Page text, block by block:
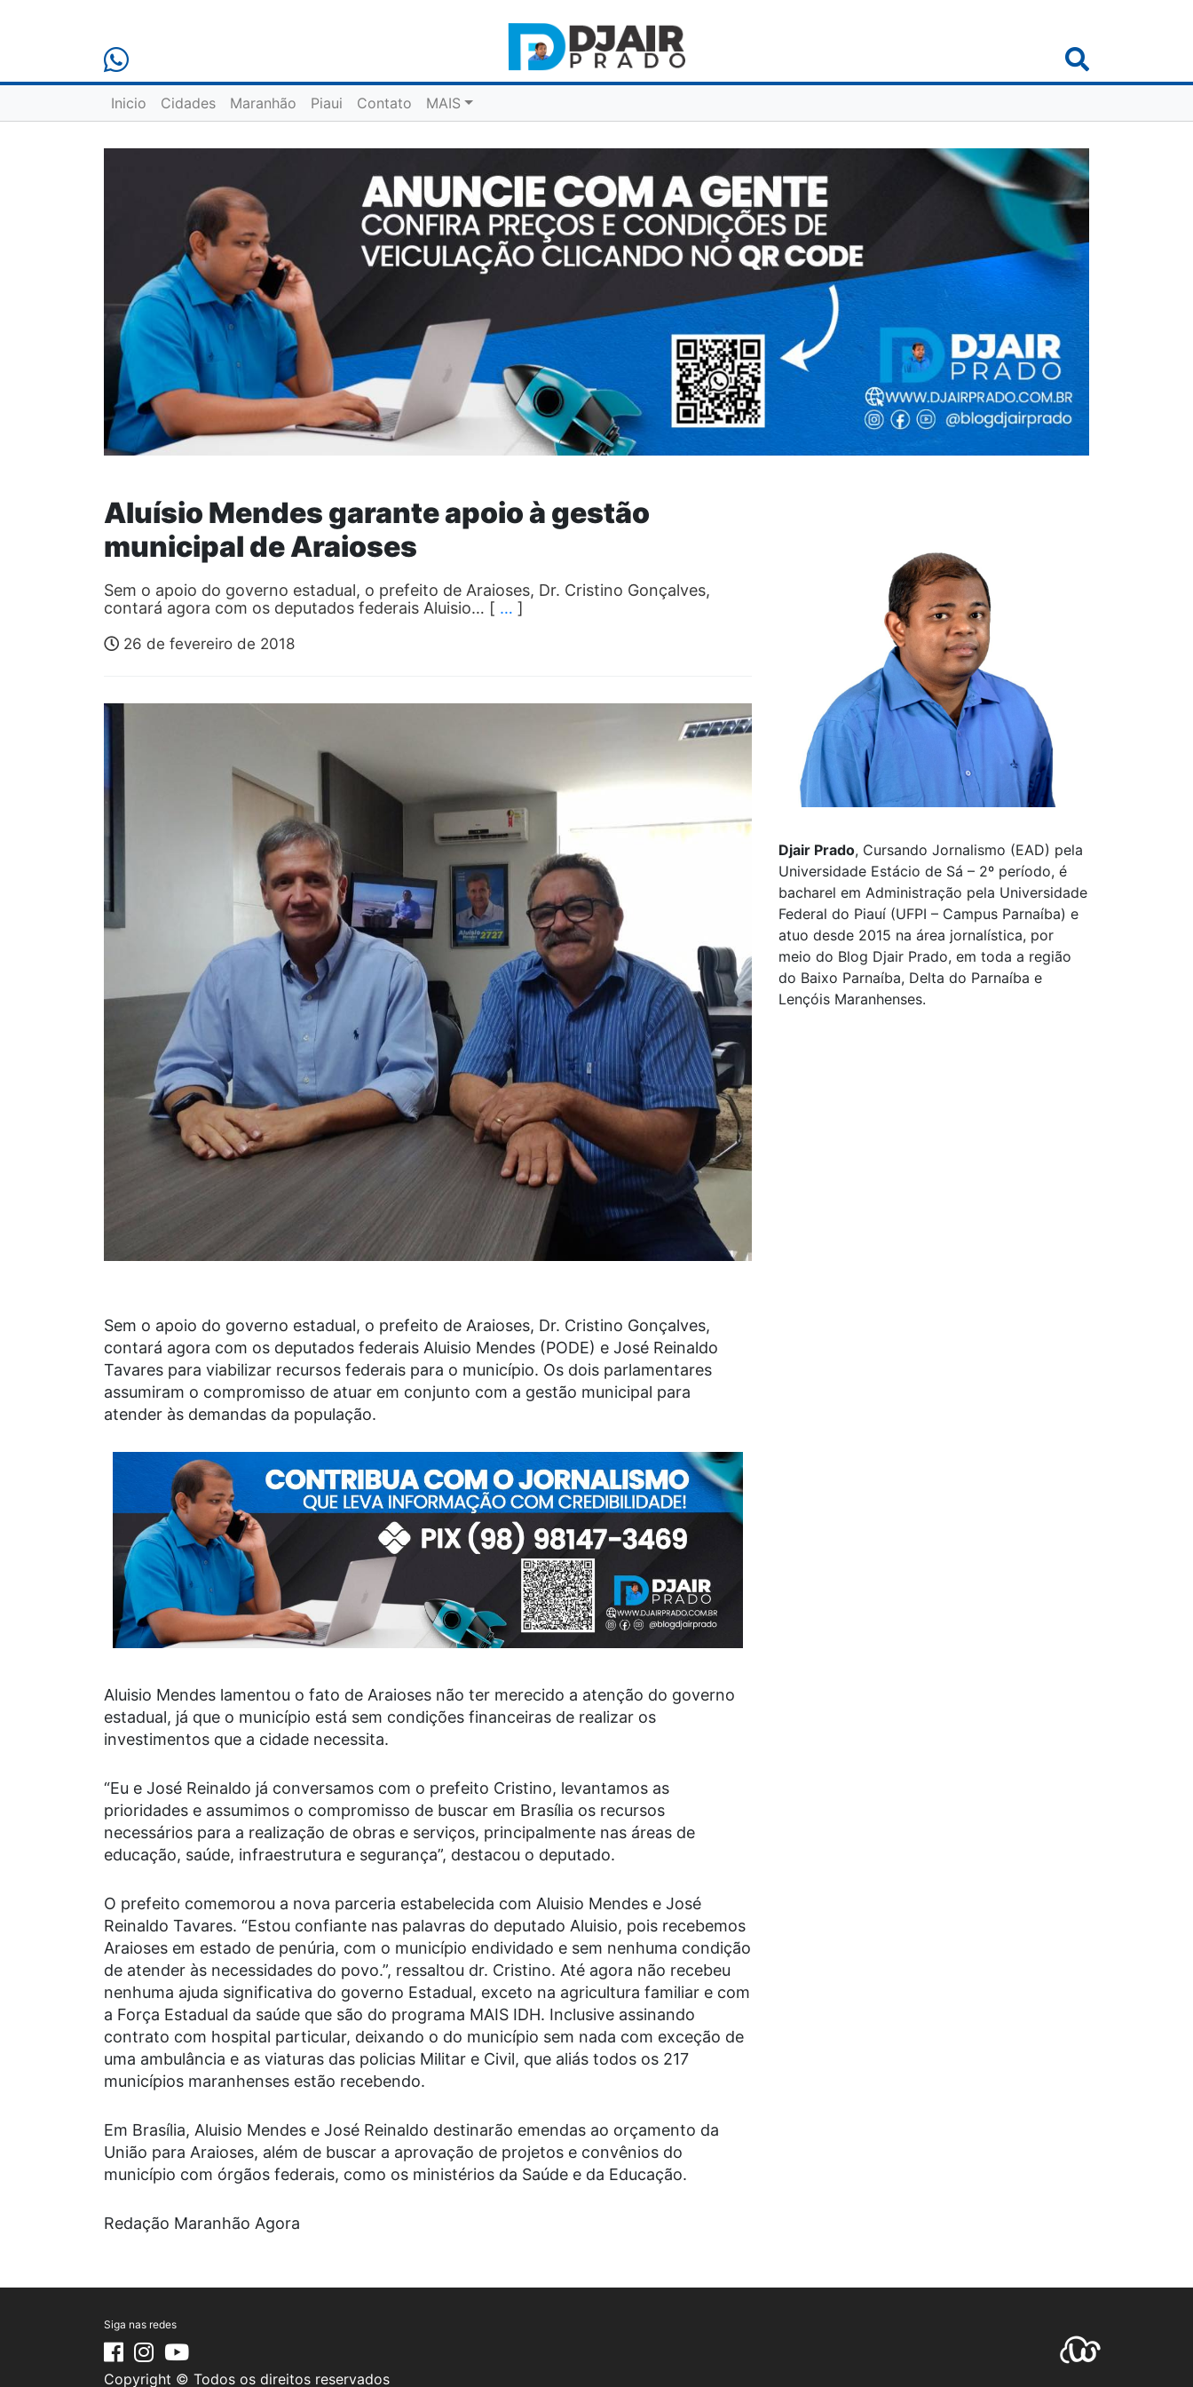
Inicio Cidades Maranhão Piaui Contato MAIS
Aluísio Mendes garante apoio à gestão
municipal de Araioses
Sem o apoio do governo estadual, o prefeito de Araioses, Dr. Cristino Gonçalves,
contará agora com os deputados federais Aluisio… [ … ]
26 de fevereiro de 2018
Sem o apoio do governo estadual, o prefeito de Araioses, Dr. Cristino Gonçalves,
contará agora com os deputados federais Aluisio Mendes (PODE) e José Reinaldo
Tavares para viabilizar recursos federais para o município. Os dois parlamentares
assumiram o compromisso de atuar em conjunto com a gestão municipal para
atender às demandas da população.
Aluisio Mendes lamentou o fato de Araioses não ter merecido a atenção do governo
estadual, já que o município está sem condições financeiras de realizar os
investimentos que a cidade necessita.
“Eu e José Reinaldo já conversamos com o prefeito Cristino, levantamos as
prioridades e assumimos o compromisso de buscar em Brasília os recursos
necessários para a realização de obras e serviços, principalmente nas áreas de
educação, saúde, infraestrutura e segurança”, destacou o deputado.
O prefeito comemorou a nova parceria estabelecida com Aluisio Mendes e José
Reinaldo Tavares. “Estou confiante nas palavras do deputado Aluisio, pois recebemos
Araioses em estado de penúria, com o município endividado e sem nenhuma condição
de atender às necessidades do povo.”, ressaltou dr. Cristino. Até agora não recebeu
nenhuma ajuda significativa do governo Estadual, exceto na agricultura familiar e com
a Força Estadual da saúde que são do programa MAIS IDH. Inclusive assinando
contrato com hospital particular, deixando o do município sem nada com exceção de
uma ambulância e as viaturas das policias Militar e Civil, que aliás todos os 217
municípios maranhenses estão recebendo.
Em Brasília, Aluisio Mendes e José Reinaldo destinarão emendas ao orçamento da
União para Araioses, além de buscar a aprovação de projetos e convênios do
município com órgãos federais, como os ministérios da Saúde e da Educação.
Redação Maranhão Agora
Djair Prado, Cursando Jornalismo (EAD) pela
Universidade Estácio de Sá – 2º período, é
bacharel em Administração pela Universidade
Federal do Piauí (UFPI – Campus Parnaíba) e
atuo desde 2015 na área jornalística, por
meio do Blog Djair Prado, em toda a região
do Baixo Parnaíba, Delta do Parnaíba e
Lençóis Maranhenses.
Siga nas redes
Copyright © Todos os direitos reservados